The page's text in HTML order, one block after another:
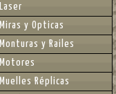
Laser
Miras y Opticas
Monturas y Railes
Motores
Muelles Réplicas